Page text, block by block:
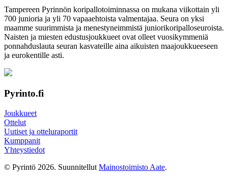
Tampereen Pyrinnön kori­pallo­toimin­nassa on mukana viikottain yli
700 junioria ja yli 70 vapaa­ehtoista valmen­tajaa. Seura on yksi
maamme suurim­mista ja menes­tyneim­mistä juni­ori­kori­pallo­seuroista.
Naisten ja miesten edustus­joukkueet ovat olleet vuosi­kymmeniä
ponnahdus­lauta seuran kasvateille aina aikuisten maa­joukkueeseen
ja euro­kentille asti.
Pyrinto.fi
Joukkueet
Ottelut
Uutiset ja otteluraportit
Kumppanit
Yhteystiedot
© Pyrintö 2026. Suunnitellut Mainostoimisto Aate.